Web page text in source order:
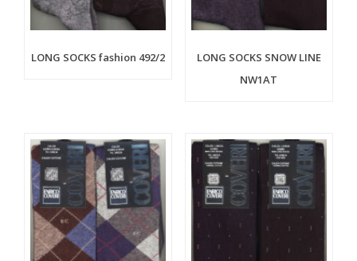
LONG SOCKS fashion 492/2
LONG SOCKS SNOW LINE
NW1AT